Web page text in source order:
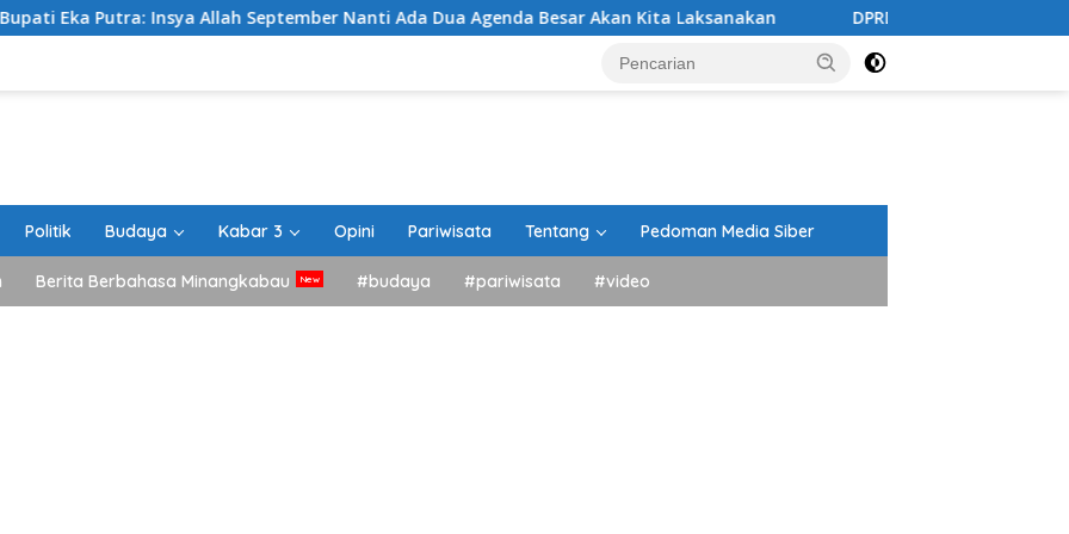
Allah September Nanti Ada Dua Agenda Besar Akan Kita Laksanakan DPRD Tanah Datar Gelar Paripurna
Politik Budaya Kabar 3 Opini Pariwisata Tentang Pedoman Media Siber
Berita Berbahasa Minangkabau #budaya #pariwisata #video